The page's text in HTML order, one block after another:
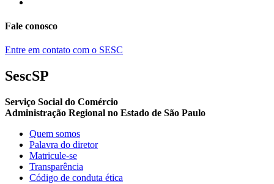
Fale conosco
Entre em contato com o SESC
SescSP
Serviço Social do Comércio
Administração Regional no Estado de São Paulo
Quem somos
Palavra do diretor
Matricule-se
Transparência
Código de conduta ética